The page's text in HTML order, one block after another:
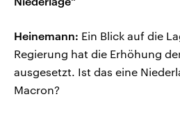
Heinemann: Ein Blick auf die
Regierung hat die Erhöhung
ausgesetzt. Ist das eine
Macron?